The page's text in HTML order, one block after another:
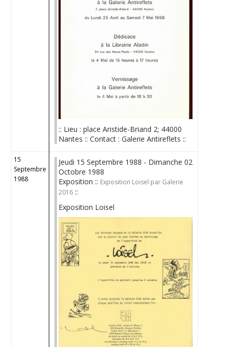
:: Lieu : place Aristide-Briand 2; 44000
Nantes :: Contact : Galerie Antireflets ::
15
Septembre
1988
Jeudi 15 Septembre 1988 - Dimanche 02
Octobre 1988
Exposition :: Exposition Loisel par Galerie
2016 ::
Exposition Loisel